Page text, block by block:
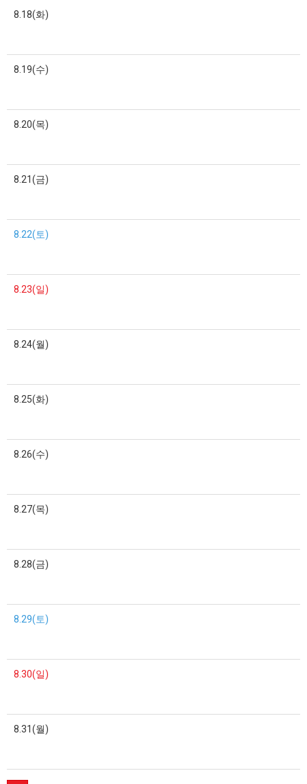
8.18(화)
8.19(수)
8.20(목)
8.21(금)
8.22(토)
8.23(일)
8.24(월)
8.25(화)
8.26(수)
8.27(목)
8.28(금)
8.29(토)
8.30(일)
8.31(월)